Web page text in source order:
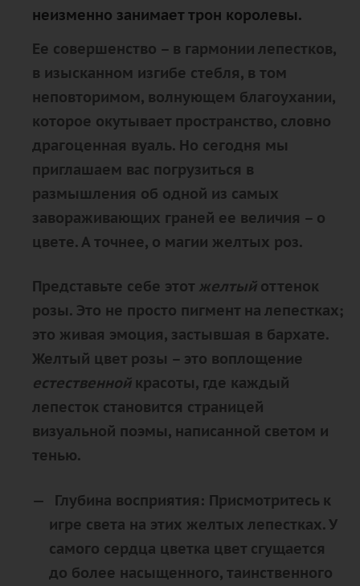
неизменно занимает трон королевы.
Ее совершенство – в гармонии лепестков,
в изысканном изгибе стебля, в том
неповторимом, волнующем благоухании,
которое окутывает пространство, словно
драгоценная вуаль. Но сегодня мы
приглашаем вас погрузиться в
размышления об одной из самых
завораживающих граней ее величия – о
цвете. А точнее, о магии желтых роз.
Представьте себе этот желтыйоттенок
розы. Это не просто пигмент на лепестках;
это живая эмоция, застывшая в бархате.
Желтый цвет розы – это воплощение
естественнойкрасоты, где каждый
лепесток становится страницей
визуальной поэмы, написанной светом и
тенью.
Глубина восприятия: Присмотритесь к
игре света на этих желтых лепестках. У
самого сердца цветка цвет сгущается
до более насыщенного, таинственного